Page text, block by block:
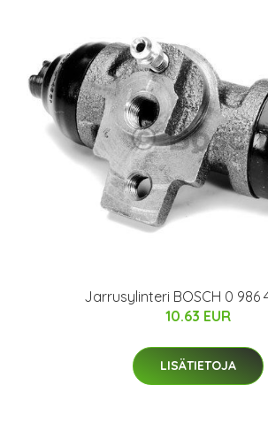
Jarrusylinteri BOSCH 0 986
10.63 EUR
LISÄTIETOJA